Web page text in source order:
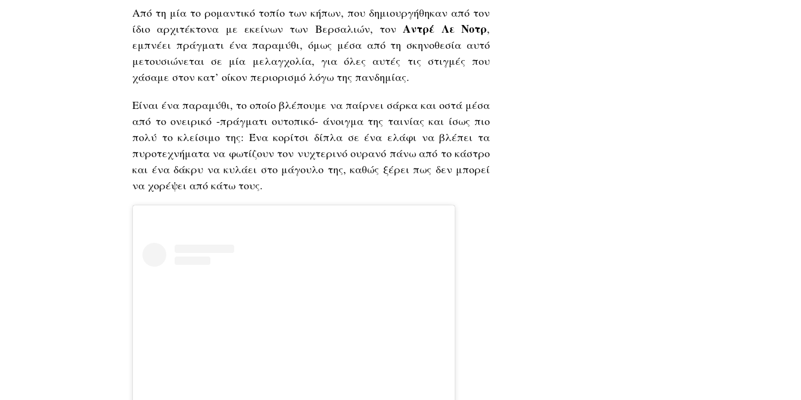
Από τη μία το ρομαντικό τοπίο των κήπων, που δημιουργήθηκαν από τον
ίδιο αρχιτέκτονα με εκείνων των Βερσαλιών, τονΑντρέ Λε Νοτρ,
εμπνέει πράγματι ένα παραμύθι, όμως μέσα από τη σκηνοθεσία αυτό
μετουσιώνεται σε μία μελαγχολία, για όλες αυτές τις στιγμές που
χάσαμε στον κατ’ οίκον περιορισμό λόγω της πανδημίας.
Είναι ένα παραμύθι, το οποίο βλέπουμε να παίρνει σάρκα και οστά μέσα
από το ονειρικό -πράγματι ουτοπικό- άνοιγμα της ταινίας και ίσως πιο
πολύ το κλείσιμο της: Ένα κορίτσι δίπλα σε ένα ελάφι να βλέπει τα
πυροτεχνήματα να φωτίζουν τον νυχτερινό ουρανό πάνω από το κάστρο
και ένα δάκρυ να κυλάει στο μάγουλο της, καθώς ξέρει πως δεν μπορεί
να χορέψει από κάτω τους.